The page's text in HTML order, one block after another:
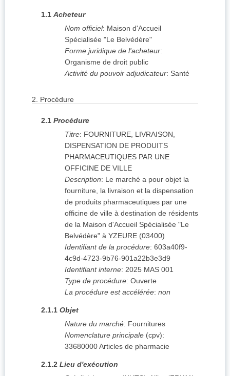
1.1 Acheteur
Nom officiel: Maison d'Accueil
Spécialisée "Le Belvédère"
Forme juridique de l'acheteur:
Organisme de droit public
Activité du pouvoir adjudicateur: Santé
2. Procédure
2.1 Procédure
Titre: FOURNITURE, LIVRAISON,
DISPENSATION DE PRODUITS
PHARMACEUTIQUES PAR UNE
OFFICINE DE VILLE
Description: Le marché a pour objet la
fourniture, la livraison et la dispensation
de produits pharmaceutiques par une
officine de ville à destination de résidents
de la Maison d'Accueil Spécialisée "Le
Belvédère" à YZEURE (03400)
Identifiant de la procédure: 603a40f9-
4c9d-4723-9b76-901a22b3e3d9
Identifiant interne: 2025 MAS 001
Type de procédure: Ouverte
La procédure est accélérée: non
2.1.1 Objet
Nature du marché: Fournitures
Nomenclature principale (cpv):
33680000Articles de pharmacie
2.1.2 Lieu d'exécution